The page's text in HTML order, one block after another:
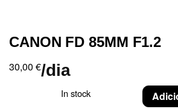
CANON FD 85MM F1.2
30,00 €/dia
In stock